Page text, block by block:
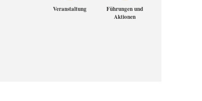
Veranstaltung
Führungen und
Aktionen